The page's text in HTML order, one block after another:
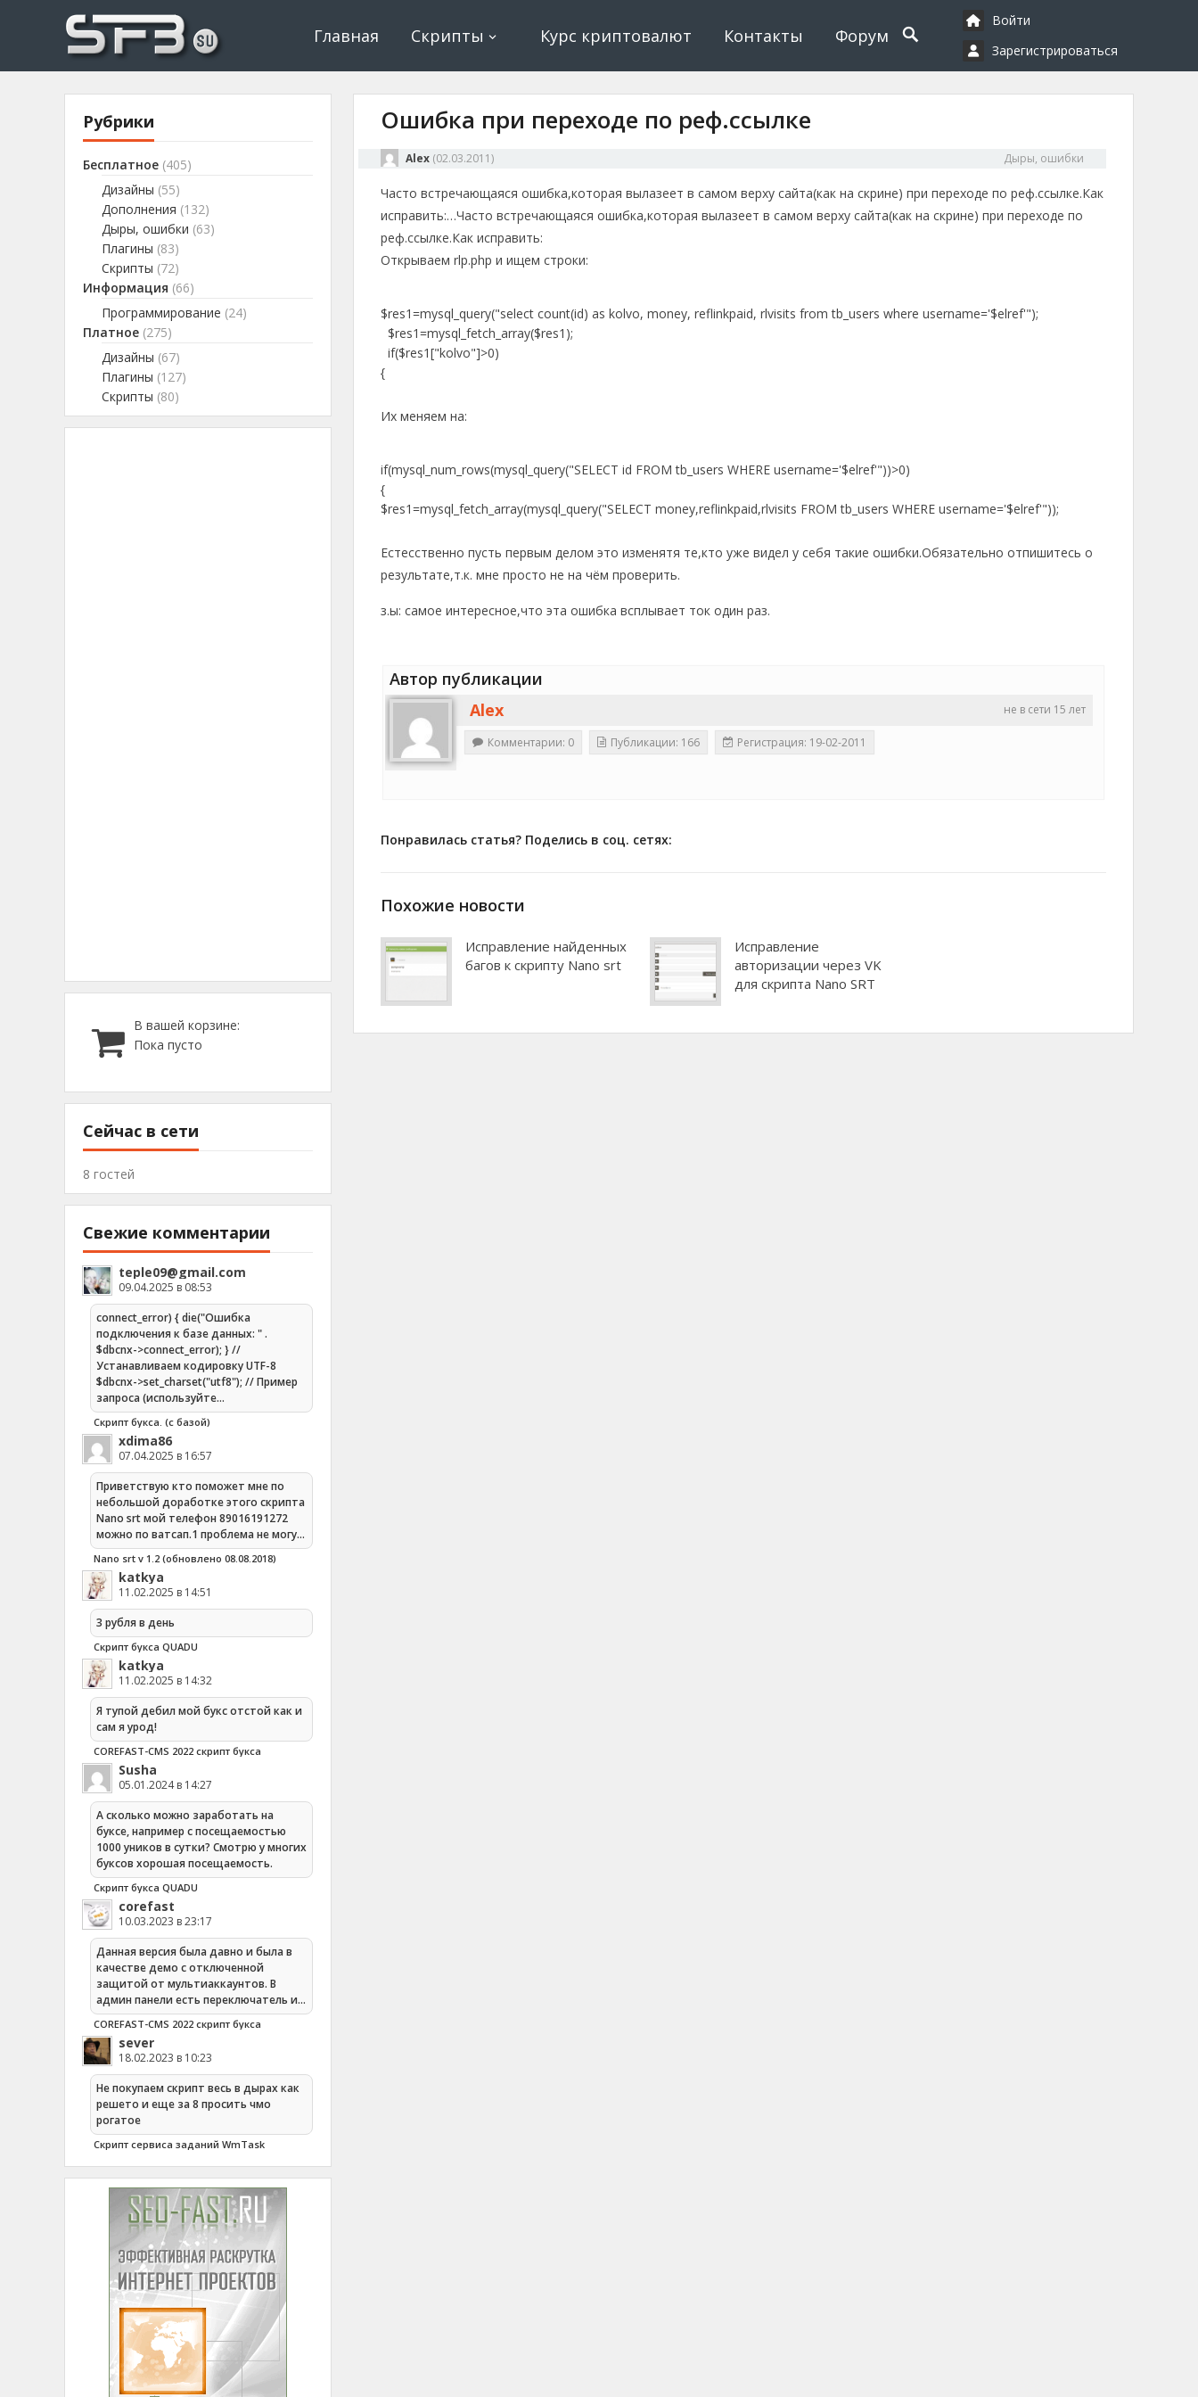
Буксы, программирование, криптовалюта
Главная Скрипты Курс криптовалют Контакты Форум
Войти
Зарегистрироваться
Ошибка при переходе по реф.ссылке
Alex (02.03.2011) Дыры, ошибки
Часто встречающаяся ошибка,которая вылазеет в самом верху сайта(как на скрине) при переходе по реф.ссылке.Как
исправить:…Часто встречающаяся ошибка,которая вылазеет в самом верху сайта(как на скрине) при переходе по
реф.ссылке.Как исправить:
Открываем rlp.php и ищем строки:
$res1=mysql_query("select count(id) as kolvo, money, reflinkpaid, rlvisits from tb_users where username='$elref'");
$res1=mysql_fetch_array($res1);
if($res1["kolvo"]>0)
{
Их меняем на:
if(mysql_num_rows(mysql_query("SELECT id FROM tb_users WHERE username='$elref'"))>0)
{
$res1=mysql_fetch_array(mysql_query("SELECT money,reflinkpaid,rlvisits FROM tb_users WHERE username='$elref'"));
Естесственно пусть первым делом это изменятя те,кто уже видел у себя такие ошибки.Обязательно отпишитесь о
результате,т.к. мне просто не на чём проверить.
з.ы: самое интересное,что эта ошибка всплывает ток один раз.
Автор публикации
не в сети 15 лет
Alex
Комментарии: 0 Публикации: 166 Регистрация: 19-02-2011
Понравилась статья? Поделись в соц. сетях:
Похожие новости
Исправление найденных
багов к скрипту Nano srt
Исправление
авторизации через VK
для скрипта Nano SRT
Рубрики
Бесплатное (405)
Дизайны (55)
Дополнения (132)
Дыры, ошибки (63)
Плагины (83)
Скрипты (72)
Информация (66)
Программирование (24)
Платное (275)
Дизайны (67)
Плагины (127)
Скрипты (80)
В вашей корзине:
Пока пусто
Сейчас в сети
8 гостей
Свежие комментарии
teple09@gmail.com
09.04.2025 в 08:53
connect_error) { die("Ошибка
подключения к базе данных: " .
$dbcnx->connect_error); } //
Устанавливаем кодировку UTF-8
$dbcnx->set_charset("utf8"); // Пример
запроса (используйте…
Скрипт букса. (с базой)
xdima86
07.04.2025 в 16:57
Приветствую кто поможет мне по
небольшой доработке этого скрипта
Nano srt мой телефон 89016191272
можно по ватсап.1 проблема не могу…
Nano srt v 1.2 (обновлено 08.08.2018)
katkya
11.02.2025 в 14:51
3 рубля в день
Скрипт букса QUADU
katkya
11.02.2025 в 14:32
Я тупой дебил мой букс отстой как и
сам я урод!
COREFAST-CMS 2022 скрипт букса
Susha
05.01.2024 в 14:27
А сколько можно заработать на
буксе, например с посещаемостью
1000 уников в сутки? Смотрю у многих
буксов хорошая посещаемость.
Скрипт букса QUADU
corefast
10.03.2023 в 23:17
Данная версия была давно и была в
качестве демо с отключенной
защитой от мультиаккаунтов. В
админ панели есть переключатель и…
COREFAST-CMS 2022 скрипт букса
sever
18.02.2023 в 10:23
Не покупаем скрипт весь в дырах как
решето и еще за 8 просить чмо
рогатое
Cкрипт сервиса заданий WmTask